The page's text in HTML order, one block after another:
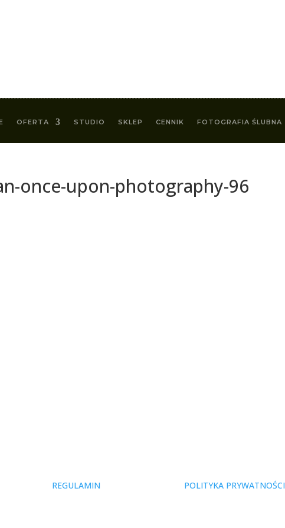
OFERTA STUDIO SKLEP CENNIK FOTOGRAFIA ŚLUBNA
once-upon-photography-96
REGULAMIN POLITYKA PRYWATNOŚCI